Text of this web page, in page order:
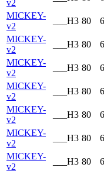
v2
MICKEY-
v2
___H3 80
MICKEY-
v2
___H3 80
MICKEY-
v2
___H3 80
MICKEY-
v2
___H3 80
MICKEY-
v2
___H3 80
MICKEY-
v2
___H3 80
MICKEY-
v2
___H3 80